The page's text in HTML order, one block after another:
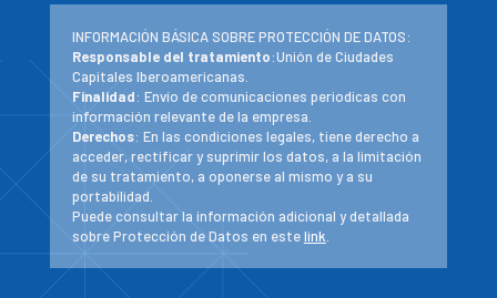
INFORMACIÓN BÁSICA SOBRE PROTECCIÓN DE DATOS:
Responsable del tratamiento:Unión de Ciudades
Capitales Iberoamericanas.
Finalidad: Envío de comunicaciones periodicas con
información relevante de la empresa.
Derechos: En las condiciones legales, tiene derecho a
acceder, rectificar y suprimir los datos, a la limitación
de su tratamiento, a oponerse al mismo y a su
portabilidad.
Puede consultar la información adicional y detallada
sobre Protección de Datos en estelink